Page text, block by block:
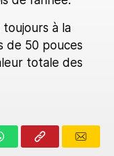
à la
de 50 pouces
totale des